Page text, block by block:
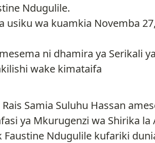
Ndugulile.
usiku wa kuamkia Novemba
ni dhamira ya Serikali
wake kimataifa
Rais Samia Suluhu Hassan
ya Mkurugenzi wa Shirika
Faustine Ndugulile kufariki